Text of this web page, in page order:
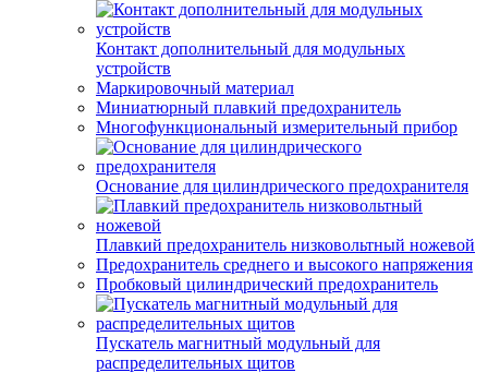
Контакт дополнительный для модульных
устройств
Маркировочный материал
Миниатюрный плавкий предохранитель
Многофункциональный измерительный прибор
Основание для цилиндрического предохранителя
Плавкий предохранитель низковольтный ножевой
Предохранитель среднего и высокого напряжения
Пробковый цилиндрический предохранитель
Пускатель магнитный модульный для
распределительных щитов